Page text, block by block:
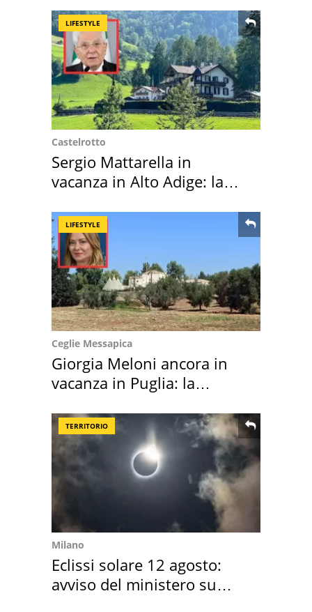
LIFESTYLE
Castelrotto
Sergio Mattarella in
vacanza in Alto Adige: la
LIFESTYLE
Ceglie Messapica
Giorgia Meloni ancora in
vacanza in Puglia: la
TERRITORIO
Milano
Eclissi solare 12 agosto:
avviso del ministero su